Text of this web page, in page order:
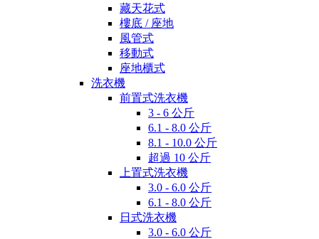
藏天花式
樓底 / 座地
風管式
移動式
座地櫃式
洗衣機
前置式洗衣機
3 - 6 公斤
6.1 - 8.0 公斤
8.1 - 10.0 公斤
超過 10 公斤
上置式洗衣機
3.0 - 6.0 公斤
6.1 - 8.0 公斤
日式洗衣機
3.0 - 6.0 公斤